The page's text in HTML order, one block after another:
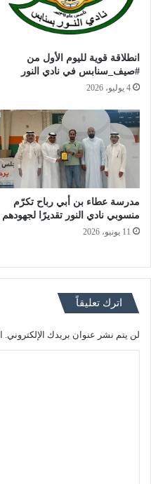
انطلاقة قوية لليوم الأول من
#صيف_سنابس في نادي النور
4 يوليو، 2026
مدرسة عطاء بن أبي رباح تكرّم
منسوبي نادي النور تقديرًا لجهودهم
11 يونيو، 2026
اترك تعليقاً
لن يتم نشر عنوان بريدك الإلكتروني.